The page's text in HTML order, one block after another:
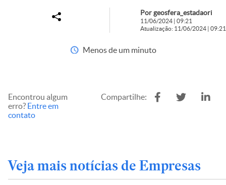
Por geosfera_estadaori
11/06/2024 | 09:21
Atualização: 11/06/2024 | 09:21
Menos de um minuto
Encontrou algum
erro? Entre em
contato
Compartilhe:
Veja mais notícias de Empresas